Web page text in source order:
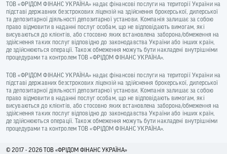
ТОВ «ФРІДОМ ФІНАНС УКРАЇНА» надає фінансові послуги на території України на
підставі державних безстрокових ліцензій на здійснення брокерської, дилерської
та депозитарної діяльності депозитарної установи. Компанія залишає за собою
право відмовити в наданні послуг особам, що не відповідають вимогам, які
висуваються до клієнтів, або стосовно яких встановлена заборона/обмеження на
здійснення таких послуг відповідно до законодавства України або інших країн,
де здійснюються операції. Також обмеження можуть бути накладені внутрішніми
процедурами та контролем ТОВ «ФРІДОМ ФІНАНС УКРАЇНА».
ТОВ «ФРІДОМ ФІНАНС УКРАЇНА» надає фінансові послуги на території України на
підставі державних безстрокових ліцензій на здійснення брокерської, дилерської
та депозитарної діяльності депозитарної установи. Компанія залишає за собою
право відмовити в наданні послуг особам, що не відповідають вимогам, які
висуваються до клієнтів, або стосовно яких встановлена заборона/обмеження на
здійснення таких послуг відповідно до законодавства України або інших країн,
де здійснюються операції. Також обмеження можуть бути накладені внутрішніми
процедурами та контролем ТОВ «ФРІДОМ ФІНАНС УКРАЇНА».
© 2017 - 2026 ТОВ «ФРIДОМ ФІНАНС УКРАЇНА»